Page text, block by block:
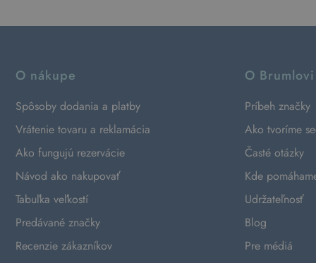
O nákupe
Spôsoby dodania a platby
Vrátenie tovaru a reklamácia
Ako fungujú rezervácie
Návod ako nakupovať
Tabuľka veľkostí
Predávané značky
Recenzie zákazníkov
O Brumlovi
Príbeh značky
Ako tvoríme
Časté otázky
Kde
Udržateľnosť
Blog
Pre médiá